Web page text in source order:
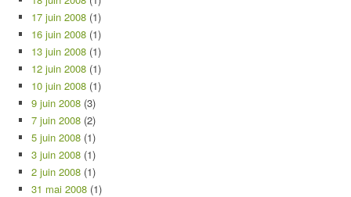
17 juin 2008 (1)
16 juin 2008 (1)
13 juin 2008 (1)
12 juin 2008 (1)
10 juin 2008 (1)
9 juin 2008 (3)
7 juin 2008 (2)
5 juin 2008 (1)
3 juin 2008 (1)
2 juin 2008 (1)
31 mai 2008 (1)